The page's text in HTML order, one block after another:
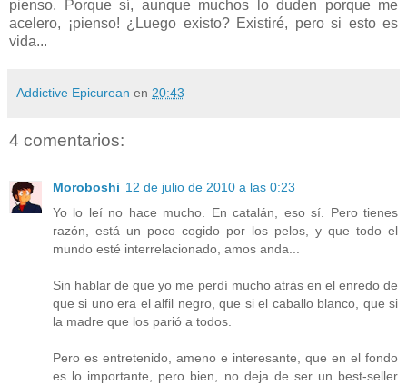
pienso. Porque sí, aunque muchos lo duden porque me
acelero, ¡pienso! ¿Luego existo? Existiré, pero si esto es
vida...
Addictive Epicurean en 20:43
4 comentarios:
Moroboshi 12 de julio de 2010 a las 0:23
Yo lo leí no hace mucho. En catalán, eso sí. Pero tienes
razón, está un poco cogido por los pelos, y que todo el
mundo esté interrelacionado, amos anda...
Sin hablar de que yo me perdí mucho atrás en el enredo de
que si uno era el alfil negro, que si el caballo blanco, que si
la madre que los parió a todos.
Pero es entretenido, ameno e interesante, que en el fondo
es lo importante, pero bien, no deja de ser un best-seller